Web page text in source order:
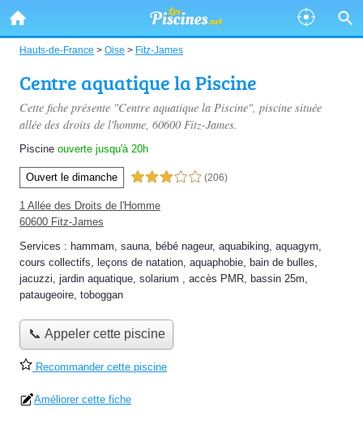
Hauts-de-France > Oise > Fitz-James
Centre aquatique la Piscine
Cette fiche présente "Centre aquatique la Piscine", piscine située
allée des droits de l'homme, 60600 Fitz-James.
Piscine ouverte jusqu'à 20h
Ouvert le dimanche 3,0 étoiles sur 5 (206)
1 Allée des Droits de l'Homme
60600 Fitz-James
Services : hammam, sauna, bébé nageur, aquabiking, aquagym,
cours collectifs, leçons de natation, aquaphobie, bain de bulles,
jacuzzi, jardin aquatique, solarium , accès PMR, bassin 25m,
pataugeoire, toboggan
📞 Appeler cette piscine
Recommander cette piscine
Améliorer cette fiche